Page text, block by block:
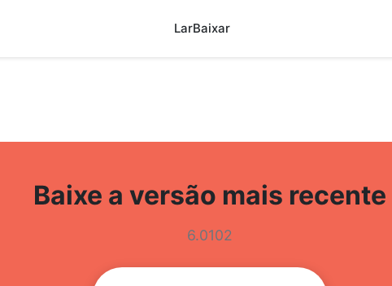
LarBaixar
Baixe a versão mais recente
6.0102